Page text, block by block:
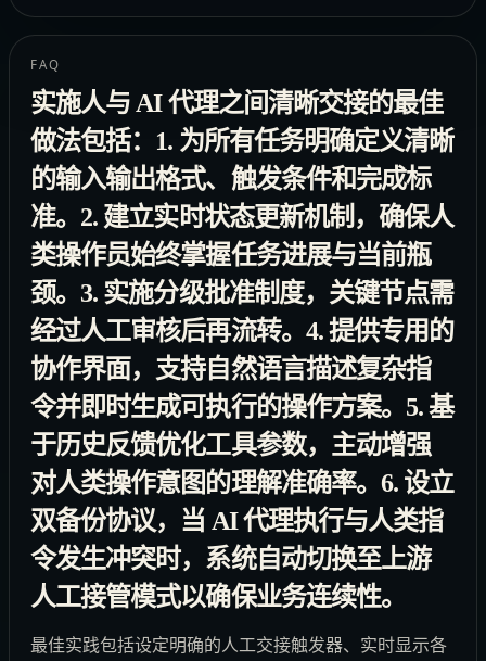
FAQ
实施人与 AI 代理之间清晰交接的最佳
做法包括：1. 为所有任务明确定义清晰
的输入输出格式、触发条件和完成标
准。2. 建立实时状态更新机制，确保人
类操作员始终掌握任务进展与当前瓶
颈。3. 实施分级批准制度，关键节点需
经过人工审核后再流转。4. 提供专用的
协作界面，支持自然语言描述复杂指
令并即时生成可执行的操作方案。5. 基
于历史反馈优化工具参数，主动增强
对人类操作意图的理解准确率。6. 设立
双备份协议，当 AI 代理执行与人类指
令发生冲突时，系统自动切换至上游
人工接管模式以确保业务连续性。
最佳实践包括设定明确的人工交接触发器、实时显示各